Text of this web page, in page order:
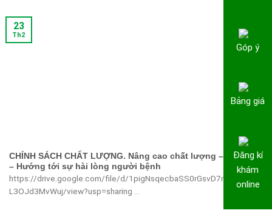
CHÍNH SÁCH CHẤT LƯỢNG. Nâng cao chất lượng – An toàn
– Hướng tới sự hài lòng người bệnh
https://drive.google.com/file/d/1pigNsqecbaSS0rGsvD7m-
L3OJd3MvWuj/view?usp=sharing ...
23
Th2
Góp ý
Bảng giá
Đăng kí
khám
online